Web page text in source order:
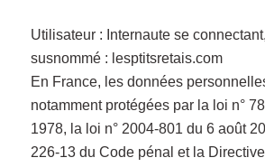
Utilisateur : Internaute se
susnommé : lesptitsretais.com
En France, les données
notamment protégées par la loi n°
1978, la loi n° 2004-801 du 6 août
226-13 du Code pénal et la